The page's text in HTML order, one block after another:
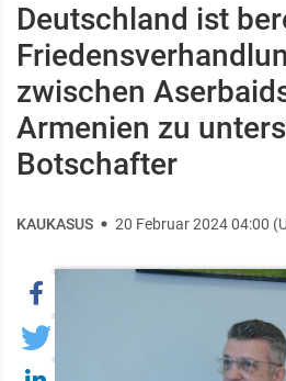
Deutschland ist
zwischen
Armenien zu
Botschafter ​
KAUKASUS 20 Februar 2024 04:00